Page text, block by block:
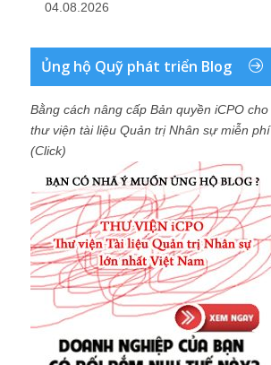
04.08.2026
Ủng hộ Quỹ phát triển Blog
Bằng cách nâng cấp Bản quyền iCPO cho
thư viện tài liệu Quản trị Nhân sự miễn phí
(Click)